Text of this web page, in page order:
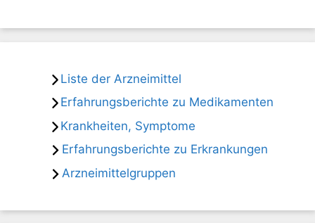
Liste der Arzneimittel
Erfahrungsberichte zu Medikamenten
Krankheiten, Symptome
Erfahrungsberichte zu Erkrankungen
Arzneimittelgruppen